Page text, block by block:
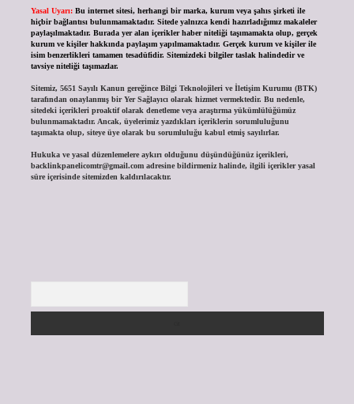
Yasal Uyarı: Bu internet sitesi, herhangi bir marka, kurum veya şahıs şirketi ile
hiçbir bağlantısı bulunmamaktadır. Sitede yalnızca kendi hazırladığımız makaleler
paylaşılmaktadır. Burada yer alan içerikler haber niteliği taşımamakta olup, gerçek
kurum ve kişiler hakkında paylaşım yapılmamaktadır. Gerçek kurum ve kişiler ile
isim benzerlikleri tamamen tesadüfidir. Sitemizdeki bilgiler taslak halindedir ve
tavsiye niteliği taşımazlar.
Sitemiz, 5651 Sayılı Kanun gereğince Bilgi Teknolojileri ve İletişim Kurumu (BTK)
tarafından onaylanmış bir Yer Sağlayıcı olarak hizmet vermektedir. Bu nedenle,
sitedeki içerikleri proaktif olarak denetleme veya araştırma yükümlülüğümüz
bulunmamaktadır. Ancak, üyelerimiz yazdıkları içeriklerin sorumluluğunu
taşımakta olup, siteye üye olarak bu sorumluluğu kabul etmiş sayılırlar.
Hukuka ve yasal düzenlemelere aykırı olduğunu düşündüğünüz içerikleri,
backlinkpanelicomtr@gmail.comadresine bildirmeniz halinde, ilgili içerikler yasal
süre içerisinde sitemizden kaldırılacaktır.